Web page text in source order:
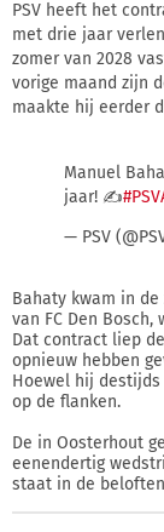
PSV heeft het
met drie jaar
zomer van 2028
vorige maand zijn
maakte hij eerder
Manuel
jaar! ✍️
— PSV
Bahaty kwam in
van FC Den
Dat contract liep
opnieuw hebben
Hoewel hij
op de flanken.
De in Oosterhout
eenendertig
staat in de